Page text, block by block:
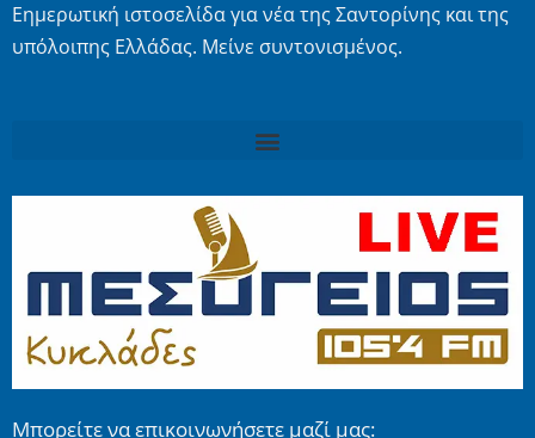
Εημερωτική ιστοσελίδα για νέα της Σαντορίνης και της
υπόλοιπης Ελλάδας. Μείνε συντονισμένος.
Μπορείτε να επικοινωνήσετε μαζί μας: